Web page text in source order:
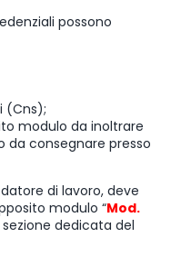
possono
(Cns);
modulo da inoltrare
da consegnare presso
di lavoro, deve
modulo “Mod.
sezione dedicata del